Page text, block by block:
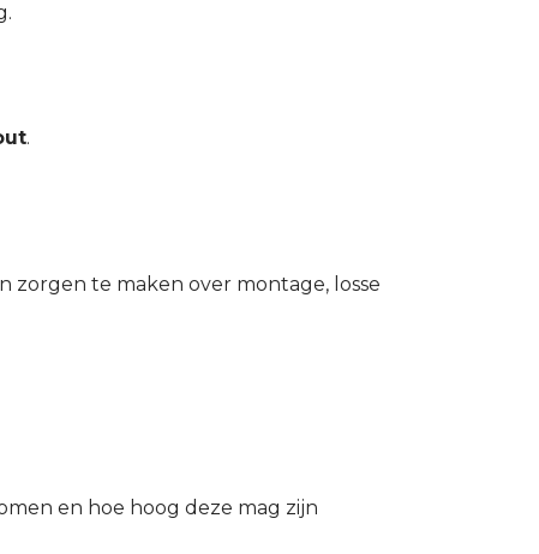
.
zorgen te maken over montage, losse
en hoe hoog deze mag zijn